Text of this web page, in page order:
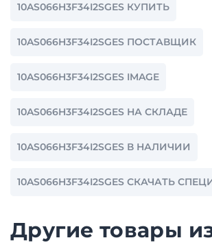
10AS066H3F34I2SGES КУПИТЬ
10AS066H3F34I2SGES ПОСТАВЩИК
10AS066H3F34I2SGES IMAGE
10AS066H3F34I2SGES НА СКЛАДЕ
10AS066H3F34I2SGES В НАЛИЧИИ
10AS066H3F34I2SGES СКАЧАТЬ
Другие товары